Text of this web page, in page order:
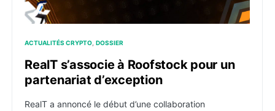
ACTUALITÉS CRYPTO DOSSIER
RealT s’associe à Roofstock pour un
partenariat d’exception
RealT a annoncé le début d’une collaboration